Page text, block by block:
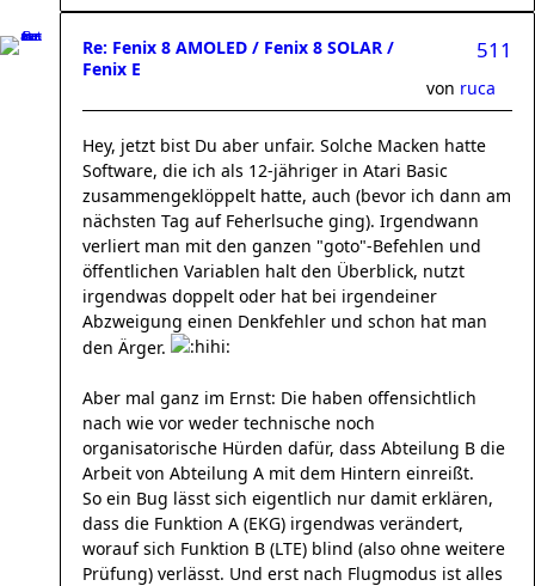
Re: Fenix 8 AMOLED / Fenix 8 SOLAR /
Fenix E
511
von ruca
Hey, jetzt bist Du aber unfair. Solche Macken hatte
Software, die ich als 12-jähriger in Atari Basic
zusammengeklöppelt hatte, auch (bevor ich dann am
nächsten Tag auf Feherlsuche ging). Irgendwann
verliert man mit den ganzen "goto"-Befehlen und
öffentlichen Variablen halt den Überblick, nutzt
irgendwas doppelt oder hat bei irgendeiner
Abzweigung einen Denkfehler und schon hat man
den Ärger.
Aber mal ganz im Ernst: Die haben offensichtlich
nach wie vor weder technische noch
organisatorische Hürden dafür, dass Abteilung B die
Arbeit von Abteilung A mit dem Hintern einreißt.
So ein Bug lässt sich eigentlich nur damit erklären,
dass die Funktion A (EKG) irgendwas verändert,
worauf sich Funktion B (LTE) blind (also ohne weitere
Prüfung) verlässt. Und erst nach Flugmodus ist alles